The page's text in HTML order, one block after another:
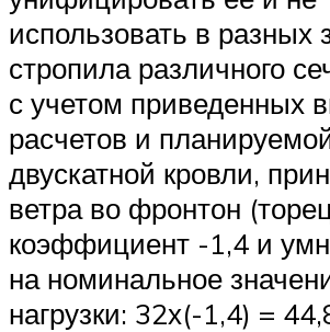
использовать в разных
стропила различного
с учетом приведенных
расчетов и
двускатной кровли,
ветра во фронтон
коэффициент -1,4 и
на номинальное
нагрузки: 32х(-1,4) =